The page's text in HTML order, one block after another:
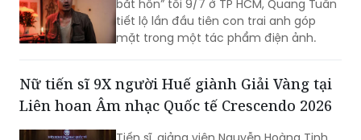
điện ảnh
Tại buổi công chiếu phim điện ảnh “Quỷ
tiết lộ lần đầu tiên con trai anh góp
mặt trong một tác phẩm điện ảnh.